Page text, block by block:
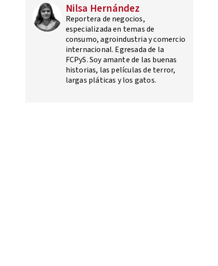
Nilsa Hernández
Reportera de negocios,
especializada en temas de
consumo, agroindustria y comercio
internacional. Egresada de la
FCPyS. Soy amante de las buenas
historias, las películas de terror,
largas pláticas y los gatos.